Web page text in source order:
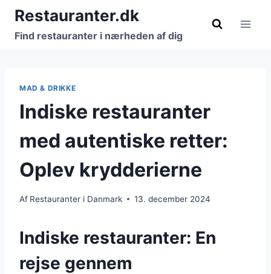
Fortsæt
indhold
Restauranter.dk
Find restauranter i nærheden af dig
MAD & DRIKKE
Indiske restauranter
med autentiske retter:
Oplev krydderierne
Af Restauranter i Danmark 13. december 2024
Indiske restauranter: En
rejse gennem